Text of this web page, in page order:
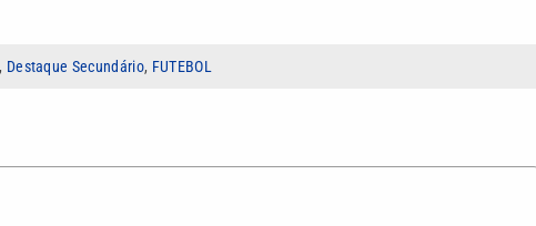
, Destaque Secundário, FUTEBOL